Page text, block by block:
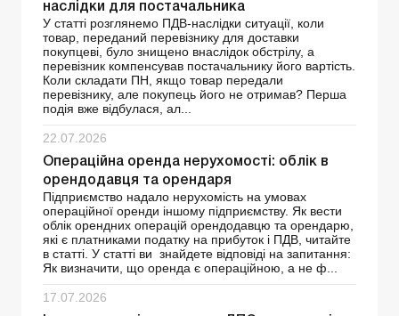
наслідки для постачальника
У статті розглянемо ПДВ-наслідки ситуації, коли
товар, переданий перевізнику для доставки
покупцеві, було знищено внаслідок обстрілу, а
перевізник компенсував постачальнику його вартість.
Коли складати ПН, якщо товар передали
перевізнику, але покупець його не отримав? Перша
подія вже відбулася, ал...
22.07.2026
Операційна оренда нерухомості: облік в
орендодавця та орендаря
Підприємство надало нерухомість на умовах
операційної оренди іншому підприємству. Як вести
облік орендних операцій орендодавцю та орендарю,
які є платниками податку на прибуток і ПДВ, читайте
в статті. У статті ви знайдете відповіді на запитання:
Як визначити, що оренда є операційною, а не ф...
17.07.2026